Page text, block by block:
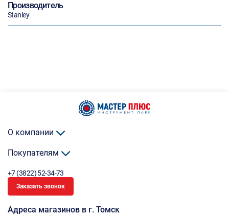
Производитель
Stanley
О компании
Покупателям
+7 (3822) 52-34-73
Заказать звонок
Адреса магазинов в г. Томск